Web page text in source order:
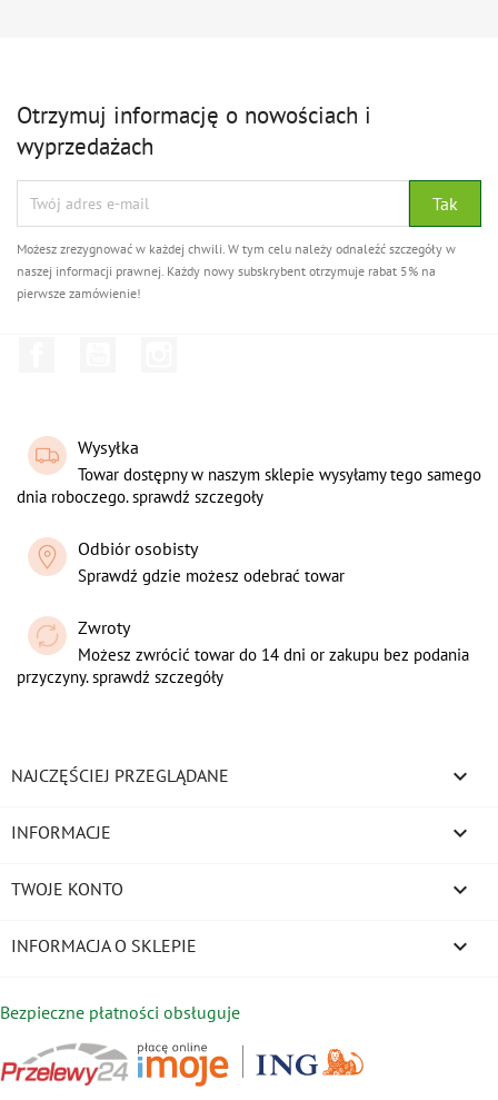
Otrzymuj informację o nowościach i
wyprzedażach
Możesz zrezygnować w każdej chwili. W tym celu należy odnaleźć szczegóły w
naszej informacji prawnej. Każdy nowy subskrybent otrzymuje rabat 5% na
pierwsze zamówienie!
Wysyłka
Towar dostępny w naszym sklepie wysyłamy tego samego
dnia roboczego. sprawdź szczegoły
Odbiór osobisty
Sprawdź gdzie możesz odebrać towar
Zwroty
Możesz zwrócić towar do 14 dni or zakupu bez podania
przyczyny. sprawdź szczegóły
NAJCZĘŚCIEJ PRZEGLĄDANE 
INFORMACJE 
TWOJE KONTO 
INFORMACJA O SKLEPIE keyboard_arrow_down
Bezpieczne płatności obsługuje